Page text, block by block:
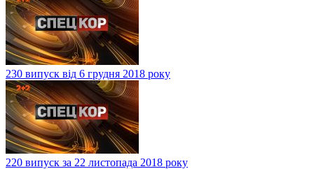
230 випуск від 6 грудня 2018 року
220 випуск за 22 листопада 2018 року